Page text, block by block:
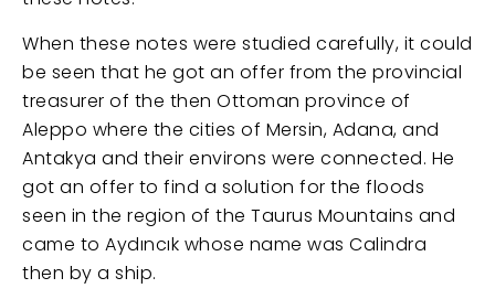
When these notes were studied carefully, it could
be seen that he got an offer from the provincial
treasurer of the then Ottoman province of
Aleppo where the cities of Mersin, Adana, and
Antakya and their environs were connected. He
got an offer to find a solution for the floods
seen in the region of the Taurus Mountains and
came to Aydıncık whose name was Calindra
then by a ship.